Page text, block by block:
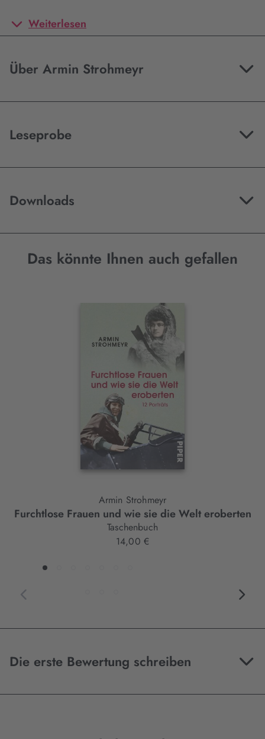
Weiterlesen
Über Armin Strohmeyr
Leseprobe
Downloads
Das könnte Ihnen auch gefallen
Armin Strohmeyr
Furchtlose Frauen und wie sie die Welt eroberten
Taschenbuch
14,00 €
Die erste Bewertung schreiben